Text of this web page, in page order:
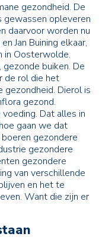
gezondheid. De
opleveren
daarvoor worden nu
Jan Buining elkaar,
in Oosterwolde.
buiken. De
de rol die het
gezondheid. Dierol is
gezond.
Dat alles in
gaan we dat
gezondere
gezondere
gezondere
van verschillende
en het te
Want die zijn er